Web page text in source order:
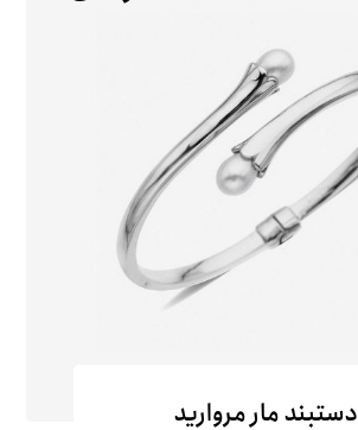
دستبند مار مروارید